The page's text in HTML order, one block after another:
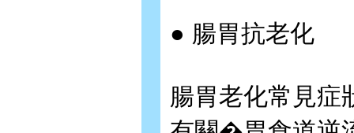
● 腸胃抗老化
腸胃老化常見